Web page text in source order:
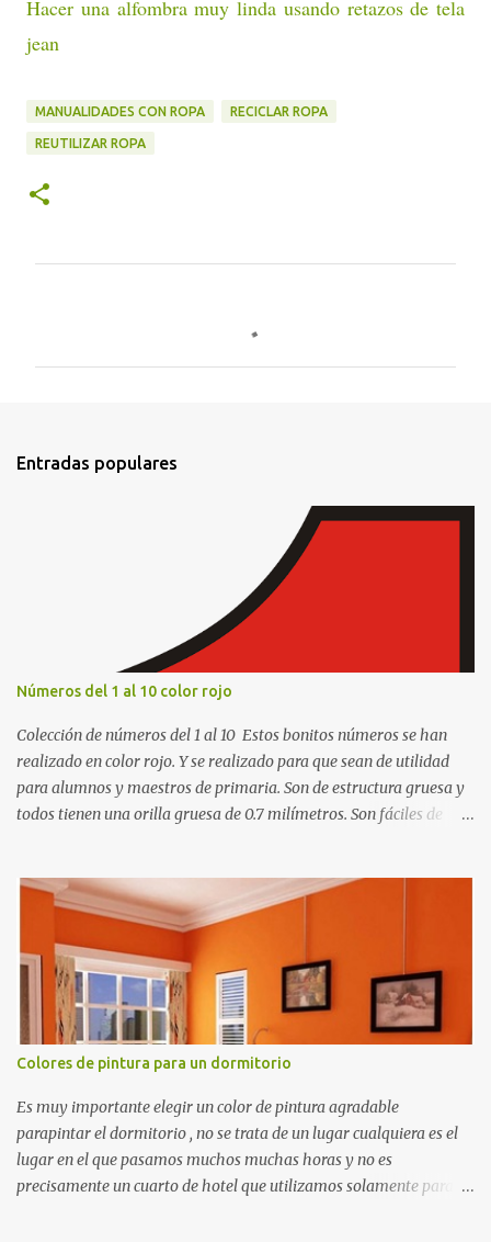
Hacer una alfombra muy linda usando retazos de tela
jean
MANUALIDADES CON ROPA RECICLAR ROPA
REUTILIZAR ROPA
t
Entradas populares
Números del 1 al 10 color rojo
Colección de números del 1 al 10 Estos bonitos números se han
realizado en color rojo. Y se realizado para que sean de utilidad
para alumnos y maestros de primaria. Son de estructura gruesa y
todos tienen una orilla gruesa de 0.7 milímetros. Son fáciles de
matemáticos, para decorar los cumpleaños de los niños, entre
otras cosas.
Colores de pintura para un dormitorio
Es muy importante elegir un color de pintura agradable
parapintar el dormitorio , no se trata de un lugar cualquiera es el
lugar en el que pasamos muchos muchas horas y no es
precisamente un cuarto de hotel que utilizamos solamente para